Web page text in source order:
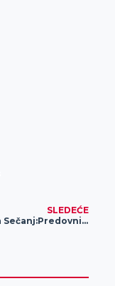
SLEDEĆE
Opština Sečanj:Predovni pregledi,najbolja preventiva